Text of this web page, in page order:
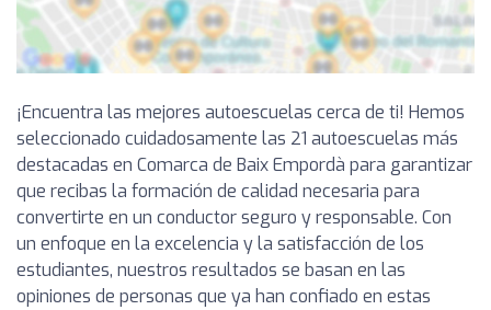
¡Encuentra las mejores autoescuelas cerca de ti! Hemos
seleccionado cuidadosamente las 21 autoescuelas más
destacadas en Comarca de Baix Empordà para garantizar
que recibas la formación de calidad necesaria para
convertirte en un conductor seguro y responsable. Con
un enfoque en la excelencia y la satisfacción de los
estudiantes, nuestros resultados se basan en las
opiniones de personas que ya han confiado en estas